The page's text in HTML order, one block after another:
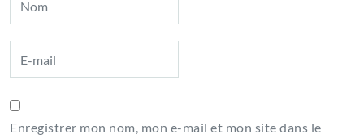
Enregistrer mon nom, mon e-mail et mon site dans le